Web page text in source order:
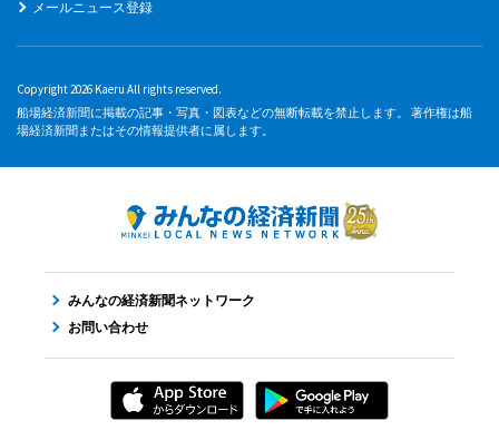
メールニュース登録
Copyright 2026 Kaeru All rights reserved.
船場経済新聞に掲載の記事・写真・図表などの無断転載を禁止します。 著作権は船
場経済新聞またはその情報提供者に属します。
みんなの経済新聞ネットワーク
お問い合わせ